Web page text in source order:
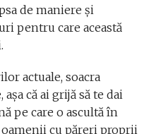
de maniere şi
pentru care această
actuale, soacra
că ai grijă să te dai
pe care o ascultă în
cu păreri proprii